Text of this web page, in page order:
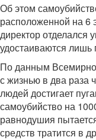
Об этом
расположенной на 6
директор отделался
удостаиваются лишь
По данным
с жизнью в два раза
людей достигает
самоубийство на
равнодушия
средств тратится в